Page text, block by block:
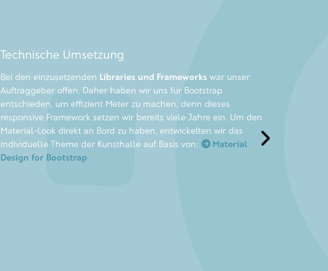
Technische Umsetzung
Bei den einzusetzenden Libraries und Frameworks war unser
Auftraggeber offen. Daher haben wir uns für Bootstrap
entschieden, um effizient Meter zu machen, denn dieses
responsive Framework setzen wir bereits viele Jahre ein. Um den
Material-Look direkt an Bord zu haben, entwickelten wir das
individuelle Theme der Kunsthalle auf Basis von:
Material
Design for Bootstrap